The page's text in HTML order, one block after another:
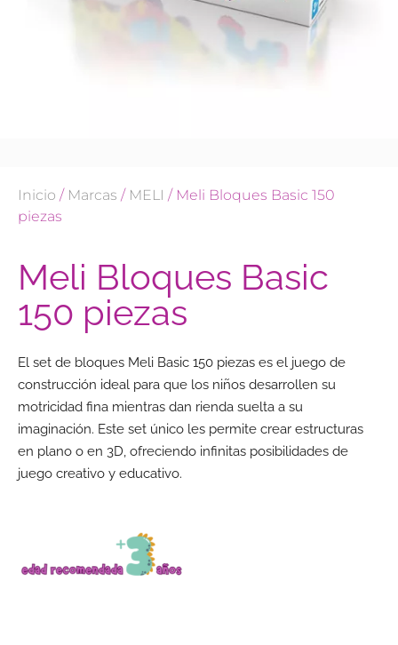
Inicio / Marcas / MELI / Meli Bloques Basic 150
piezas
Meli Bloques Basic
150 piezas
El set de bloques Meli Basic 150 piezas es el juego de
construcción ideal para que los niños desarrollen su
motricidad fina mientras dan rienda suelta a su
imaginación. Este set único les permite crear estructuras
en plano o en 3D, ofreciendo infinitas posibilidades de
juego creativo y educativo.